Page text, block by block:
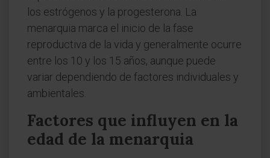
los estrógenos y la progesterona. La
menarquia marca el inicio de la fase
reproductiva de la vida y generalmente ocurre
entre los 10 y los 15 años, aunque puede
variar dependiendo de factores individuales y
ambientales.
Factores que influyen en la
edad de la menarquia